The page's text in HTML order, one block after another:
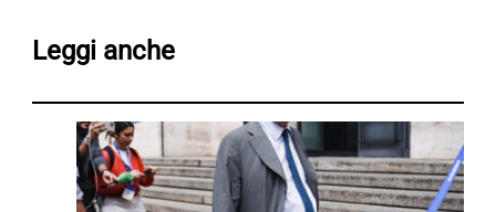
Leggi anche